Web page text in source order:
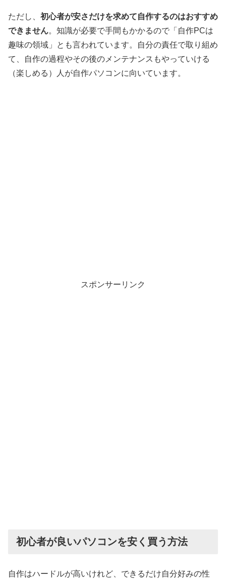
ただし、 初心者が安さだけを求めて自作するのはおすすめ
できません。知識が必要で手間もかかるので「自作PCは
趣味の領域」とも言われています。自分の責任で取り組め
て、自作の過程やその後のメンテナンスもやっていける
（楽しめる）人が自作パソコンに向いています。
スポンサーリンク
初心者が良いパソコンを安く買う方法
自作はハードルが高いけれど、できるだけ自分好みの性